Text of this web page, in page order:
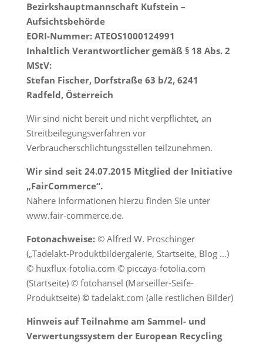
Bezirkshauptmannschaft Kufstein –
Aufsichtsbehörde
EORI-Nummer: ATEOS1000124991
Inhaltlich Verantwortlicher gemäß § 18 Abs. 2
MStV:
Stefan Fischer, Dorfstraße 63 b/2, 6241
Radfeld, Österreich
Wir sind nicht bereit und nicht verpflichtet, an
Streitbeilegungsverfahren vor
Verbraucherschlichtungsstellen teilzunehmen.
Wir sind seit 24.07.2015 Mitglied der Initiative
„FairCommerce“.
Nähere Informationen hierzu finden Sie unter
www.fair-commerce.de.
Fotonachweise: © Alfred W. Proschinger
(„Tadelakt-Produktbildergalerie, Startseite, Blog ...)
© huxflux-fotolia.com © piccaya-fotolia.com
(Startseite) © fotohansel (Marseiller-Seife-
Produktseite) © tadelakt.com (alle restlichen Bilder)
Hinweis auf Teilnahme am Sammel- und
Verwertungssystem der European Recycling